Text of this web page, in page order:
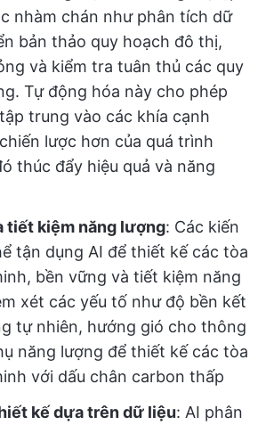
nhàm chán như phân tích dữ
bản thảo quy hoạch đô thị,
và kiểm tra tuân thủ các quy
Tự động hóa này cho phép
trung vào các khía cạnh
lược hơn của quá trình
thúc đẩy hiệu quả và năng
tiết kiệm năng lượng: Các kiến
tận dụng AI để thiết kế các tòa
bền vững và tiết kiệm năng
xét các yếu tố như độ bền kết
tự nhiên, hướng gió cho thông
năng lượng để thiết kế các tòa
với dấu chân carbon thấp
kế dựa trên dữ liệu: AI phân